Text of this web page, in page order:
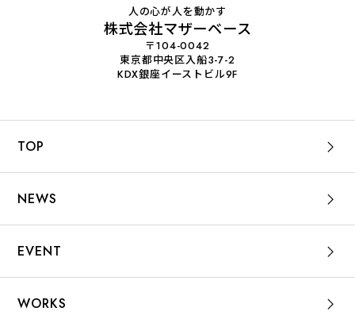
人の心が人を動かす
株式会社マザーベース
〒104-0042
東京都中央区入船3-7-2
KDX銀座イーストビル9F
TOP
NEWS
EVENT
WORKS